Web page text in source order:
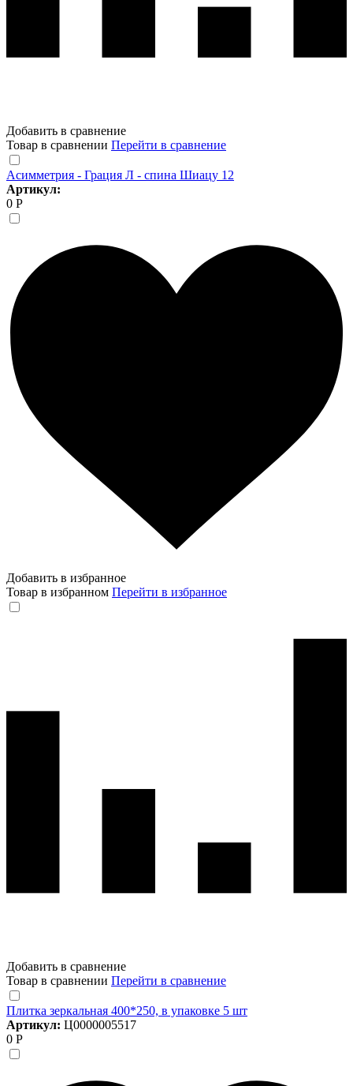
Добавить в сравнение
Товар в сравнении Перейти в сравнение
Асимметрия - Грация Л - спина Шиацу 12
Артикул:
0 Р
Добавить в избранное
Товар в избранном Перейти в избранное
Добавить в сравнение
Товар в сравнении Перейти в сравнение
Плитка зеркальная 400*250, в упаковке 5 шт
Артикул: Ц0000005517
0 Р